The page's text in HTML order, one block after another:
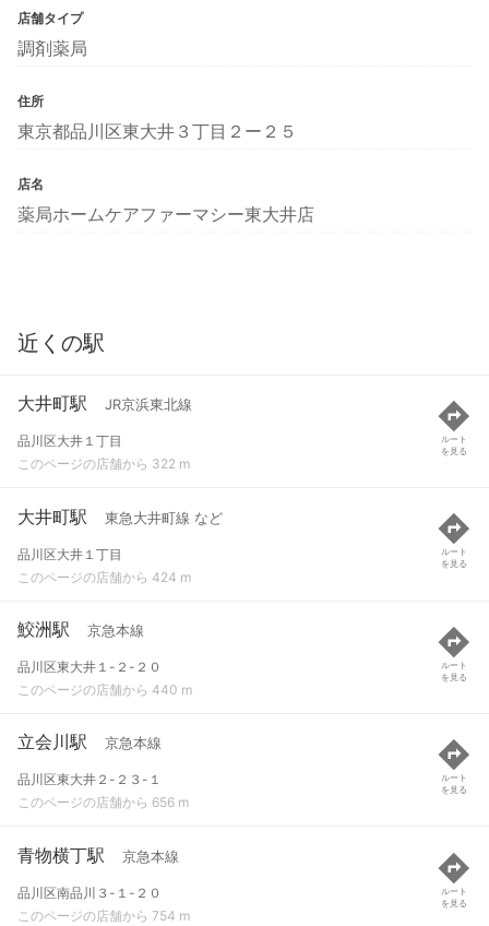
店舗タイプ
調剤薬局
住所
東京都品川区東大井３丁目２ー２５
店名
薬局ホームケアファーマシー東大井店
近くの駅
大井町駅 JR京浜東北線
品川区大井１丁目
このページの店舗から 322 m
ルート
を見る
大井町駅 東急大井町線 など
品川区大井１丁目
このページの店舗から 424 m
ルート
を見る
鮫洲駅 京急本線
品川区東大井１-２-２０
このページの店舗から 440 m
ルート
を見る
立会川駅 京急本線
品川区東大井２-２３-１
このページの店舗から 656 m
ルート
を見る
青物横丁駅 京急本線
品川区南品川３-１-２０
このページの店舗から 754 m
ルート
を見る